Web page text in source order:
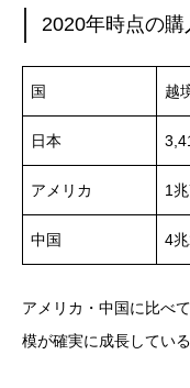
2020年時点の
国 越
日本
アメリカ 1
中国 4
アメリカ・中国に比べ
模が確実に成長してい